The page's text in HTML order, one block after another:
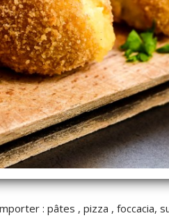
: pâtes , pizza , foccacia,